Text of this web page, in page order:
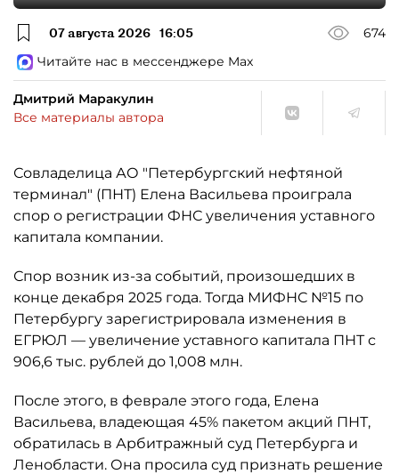
07 августа 2026 16:05
674
Читайте нас в мессенджере Max
Дмитрий Маракулин
Все материалы автора
Совладелица АО "Петербургский нефтяной
терминал" (ПНТ) Елена Васильева проиграла
спор о регистрации ФНС увеличения уставного
капитала компании.
Спор возник из-за событий, произошедших в
конце декабря 2025 года. Тогда МИФНС №15 по
Петербургу зарегистрировала изменения в
ЕГРЮЛ — увеличение уставного капитала ПНТ с
906,6 тыс. рублей до 1,008 млн.
После этого, в феврале этого года, Елена
Васильева, владеющая 45% пакетом акций ПНТ,
обратилась в Арбитражный суд Петербурга и
Ленобласти. Она просила суд признать решение